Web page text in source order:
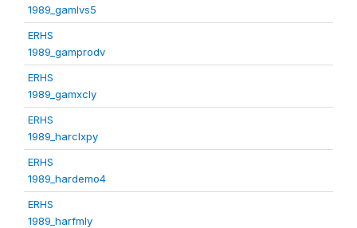
1989_gamlvs5
ERHS
1989_gamprodv
ERHS
1989_gamxcly
ERHS
1989_harclxpy
ERHS
1989_hardemo4
ERHS
1989_harfmly